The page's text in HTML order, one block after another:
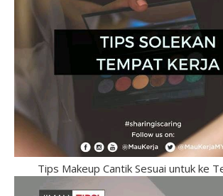
Tips Makeup Cantik Sesuai untuk ke